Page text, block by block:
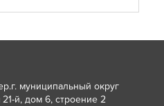
муниципальный округ
й, дом 6, строение 2